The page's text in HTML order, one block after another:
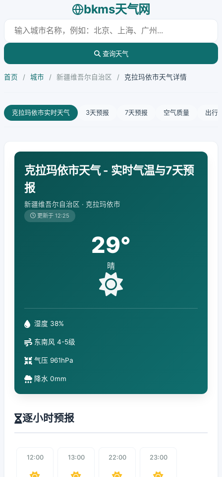
bkms天气网
查询天气
首页 / 城市 / 新疆维吾尔自治区 / 克拉玛依市天气详情
克拉玛依市实时天气 3天预报 7天预报 空气质量 出行
克拉玛依市天气 - 实时气温与7天预
报
新疆维吾尔自治区 · 克拉玛依市
更新于 12:25
29°
晴
湿度 38%
东南风 4-5级
气压 961hPa
降水 0mm
逐小时预报
12:00 13:00 22:00 23:00